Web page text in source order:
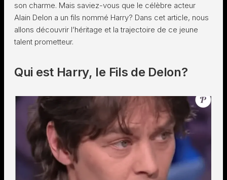
son charme. Mais saviez-vous que le célèbre acteur
Alain Delon a un fils nommé Harry? Dans cet article, nous
allons découvrir l’héritage et la trajectoire de ce jeune
talent prometteur.
Qui est Harry, le Fils de Delon?